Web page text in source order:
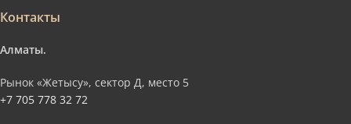
Контакты
Алматы.
Рынок «Жетысу», сектор Д, место 5
+7 705 778 32 72